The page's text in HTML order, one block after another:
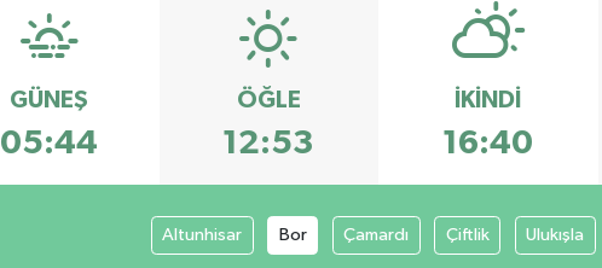
GÜNEŞ
05:44
ÖĞLE
12:53
İKINDI
16:40
Altunhisar Bor Çamardı Çiftlik Ulukışla